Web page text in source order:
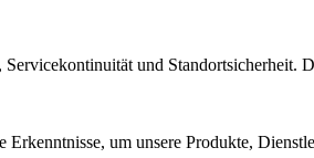
und Standortsicherheit.
um unsere Produkte,